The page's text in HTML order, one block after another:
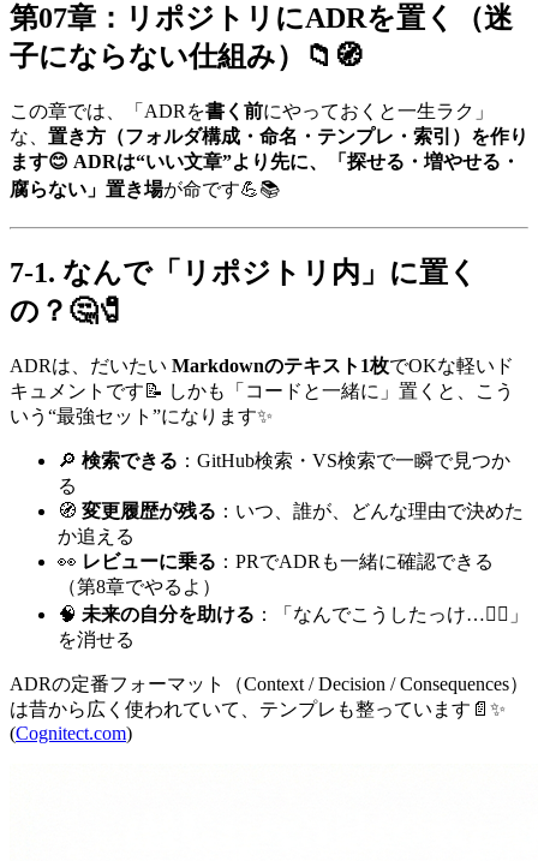
第07章：リポジトリにADRを置く（迷
子にならない仕組み）📁🧭
この章では、「ADRを書く前にやっておくと一生ラク」
な、 置き方（フォルダ構成・命名・テンプレ・索引） を作り
ます😊 ADRは“いい文章”より先に、
「探せる・増やせる・
腐らない」置き場が命です💪📚
7-1. なんで「リポジトリ内」に置く
の？🤔🧷
ADRは、だいたい Markdownのテキスト1枚でOKな軽いド
キュメントです📝 しかも「コードと一緒に」置くと、こう
いう“最強セット”になります✨
🔎 検索できる ：GitHub検索・VS検索で一瞬で見つか
る
🧭 変更履歴が残る ：いつ、誰が、どんな理由で決めた
か追える
👀 レビューに乗る ：PRでADRも一緒に確認できる
（第8章でやるよ）
🧠 未来の自分を助ける ：「なんでこうしたっけ…😵‍💫」
を消せる
ADRの定番フォーマット（Context / Decision / Consequences）
は昔から広く使われていて、テンプレも整っています📄✨
(Cognitect.com)